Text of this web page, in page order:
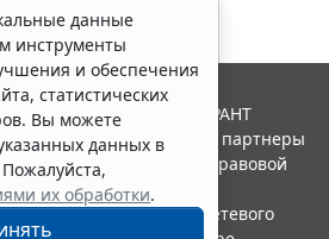
данные
инструменты
и обеспечения
статистических
Вы можете
данных в
их обработки.
2026. Система ГАРАНТ
Компания "Гарант" и ее партнеры
Российской ассоциации правовой
в качестве сетевого